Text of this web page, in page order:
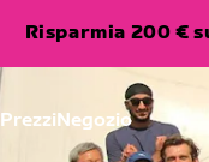
Risparmia 200 €
PrezziNegozio